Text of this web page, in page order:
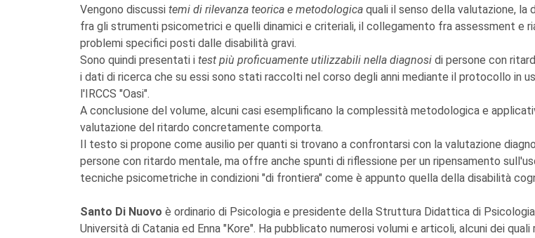
Vengono discussi temi di rilevanza teorica e metodologica quali il senso della valutazione, la
fra gli strumenti psicometrici e quelli dinamici e criteriali, il collegamento fra assessment e
problemi specifici posti dalle disabilità gravi.
Sono quindi presentati i test più proficuamente utilizzabili nella diagnosi di persone con
i dati di ricerca che su essi sono stati raccolti nel corso degli anni mediante il protocollo in
l'IRCCS "Oasi".
A conclusione del volume, alcuni casi esemplificano la complessità metodologica e
valutazione del ritardo concretamente comporta.
Il testo si propone come ausilio per quanti si trovano a confrontarsi con la valutazione
persone con ritardo mentale, ma offre anche spunti di riflessione per un ripensamento
tecniche psicometriche in condizioni "di frontiera" come è appunto quella della disabilità
Santo Di Nuovo è ordinario di Psicologia e presidente della Struttura Didattica di
Università di Catania ed Enna "Kore". Ha pubblicato numerosi volumi e articoli, alcuni dei quali